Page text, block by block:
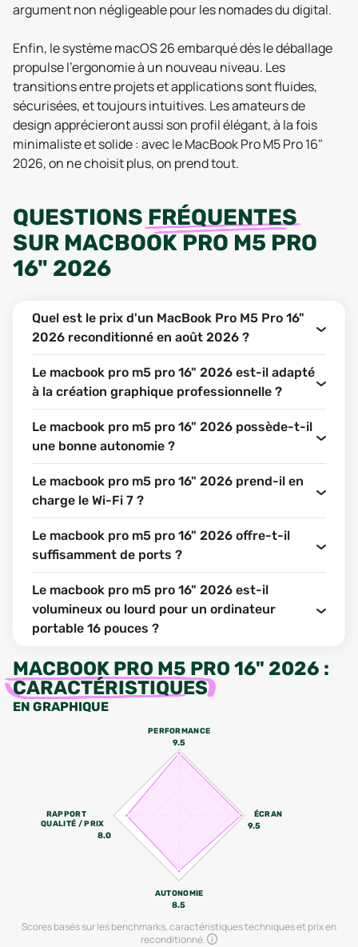
argument non négligeable pour les nomades du digital.
Enfin, le système macOS 26 embarqué dès le déballage
propulse l’ergonomie à un nouveau niveau. Les
transitions entre projets et applications sont fluides,
sécurisées, et toujours intuitives. Les amateurs de
design apprécieront aussi son profil élégant, à la fois
minimaliste et solide : avec le MacBook Pro M5 Pro 16"
2026, on ne choisit plus, on prend tout.
QUESTIONS FRÉQUENTES
SUR MACBOOK PRO M5 PRO
16" 2026
Quel est le prix d'un MacBook Pro M5 Pro 16"
2026 reconditionné en août 2026 ?
Le macbook pro m5 pro 16" 2026 est-il adapté
à la création graphique professionnelle ?
Le macbook pro m5 pro 16" 2026 possède-t-il
une bonne autonomie ?
Le macbook pro m5 pro 16" 2026 prend-il en
charge le Wi-Fi 7 ?
Le macbook pro m5 pro 16" 2026 offre-t-il
suffisamment de ports ?
Le macbook pro m5 pro 16" 2026 est-il
volumineux ou lourd pour un ordinateur
portable 16 pouces ?
MACBOOK PRO M5 PRO 16" 2026 :
CARACTÉRISTIQUES
EN GRAPHIQUE
PERFORMANCE
9.5
ÉCRAN
9.5
AUTONOMIE
8.5
RAPPORT
QUALITÉ / PRIX
8.0
Scores basés sur les benchmarks, caractéristiques techniques et prix en
reconditionné.